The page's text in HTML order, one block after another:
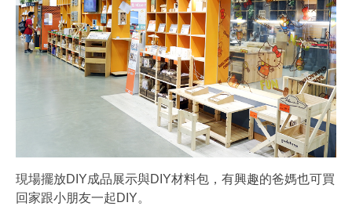
現場擺放DIY成品展示與DIY材料包，有興趣的爸媽也可買
回家跟小朋友一起DIY。